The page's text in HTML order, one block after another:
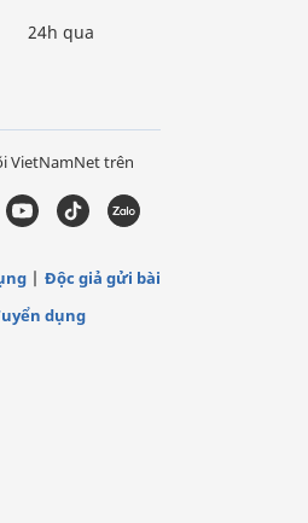
24h qua
VietNamNet trên
Độc giả gửi bài
dụng